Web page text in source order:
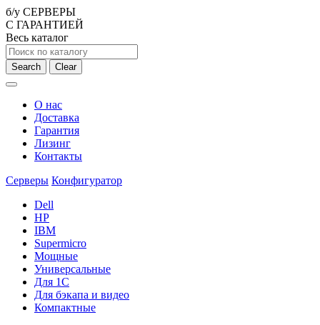
б/у СЕРВЕРЫ
С ГАРАНТИЕЙ
Весь каталог
Search Clear
О нас
Доставка
Гарантия
Лизинг
Контакты
Серверы Конфигуратор
Dell
HP
IBM
Supermicro
Мощные
Универсальные
Для 1С
Для бэкапа и видео
Компактные